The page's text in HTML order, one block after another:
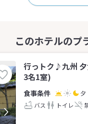
行っトク♪九州
3名1室)
夕
バス
トイレ